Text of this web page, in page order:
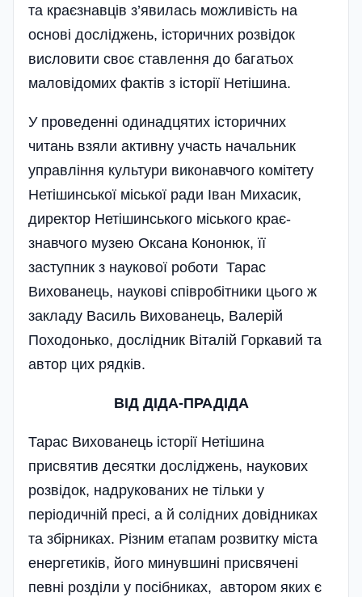
та краєзнавців з’явила­сь можливість на
основі до­сліджень, історичних розвідок
висловити своє ставлення до багатьох
маловідомих фактів з історії Неті­шина.
У проведенні одинадцятих історичних
читань взяли активну участь начальник
управління культури виконавчого комітету
Нетішинської міської ради Іван Михасик,
директор Нетішинського міського крає­
знавчого музею Оксана Кононюк, її
заступник з наукової роботи Тарас
Вихованець, наукові співробітники цього ж
закладу Василь Вихованець, Валерій
Походонько, дослідник Віталій Горкавий та
автор цих рядків.
ВІД ДІДА-ПРАДІДА
Тарас Вихованець історії Нетішина
присвятив десятки досліджень, наукових
розвідок, надрукованих не тільки у
періодичній пресі, а й солідних довідниках
та збірниках. Різним етапам розвитку міста
енергетиків, його минувшині присвячені
певні розділи у посібниках, автором яких є